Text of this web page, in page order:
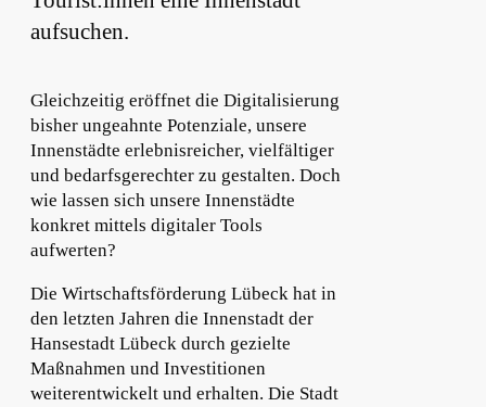
aufsuchen.
Gleichzeitig eröffnet die Digitalisierung
bisher ungeahnte Potenziale, unsere
Innenstädte erlebnisreicher, vielfältiger
und bedarfsgerechter zu gestalten. Doch
wie lassen sich unsere Innenstädte
konkret mittels digitaler Tools
aufwerten?
Die Wirtschaftsförderung Lübeck hat in
den letzten Jahren die Innenstadt der
Hansestadt Lübeck durch gezielte
Maßnahmen und Investitionen
weiterentwickelt und erhalten. Die Stadt